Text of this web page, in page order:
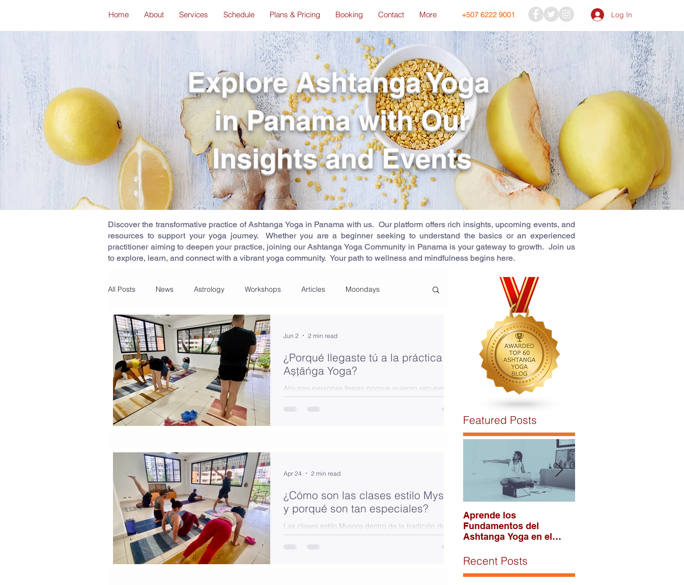
+507 6222 9001
Home About Services Schedule Plans & Pricing Booking Contact More Log In
Explore Ashtanga Yoga
in Panama with Our
Insights and Events
Discover the transformative practice of Ashtanga Yoga in Panama with us. Our platform offers rich insights, upcoming events, and
resources to support your yoga journey. Whether you are a beginner seeking to understand the basics or an experienced
practitioner aiming to deepen your practice, joining our Ashtanga Yoga Community in Panama is your gateway to growth. Join us
to explore, learn, and connect with a vibrant yoga community. Your path to wellness and mindfulness begins here.
All Posts News Astrology Workshops Articles Moondays
General Offers Articles Beginners
¿Porqué llegaste tú a la práctica de
Așțāńga Yoga?
Algunas personas llegan porque quieren recuperar
movilidad. Otras porque arrastran una lesión. O
Jun 2 2 min read
¿Cómo son las clases estilo Mysore
y porqué son tan especiales?
Las clases estilo Mysore dentro de la tradición de
Ashtanga Yoga son, en apariencia, silenciosas y
Apr 24 2 min read
Featured Posts
Aprende los
Fundamentos del
Ashtanga Yoga en el
2026 en DAYC!
Recent Posts